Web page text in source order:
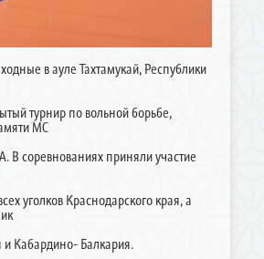
в ауле Тахтамукай, Республики
турнир по вольной борьбе,
МС
В соревнованиях приняли участие
уголков Краснодарского края, а
и Кабардино- Балкария.